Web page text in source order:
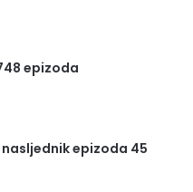
epizoda
epizoda 45